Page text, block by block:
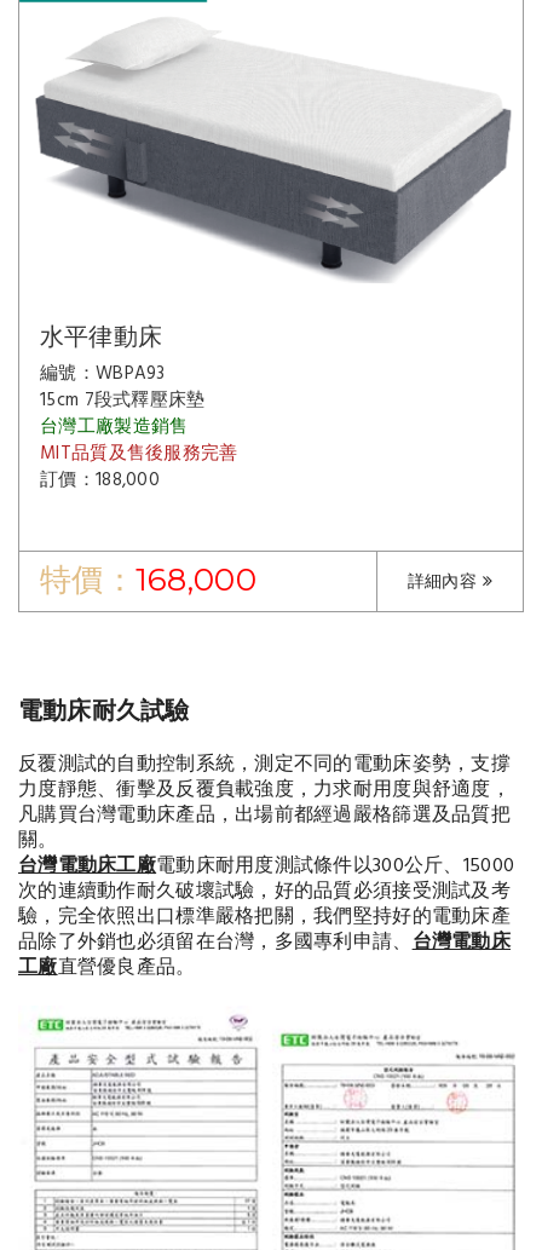
水平律動床
編號：WBPA93
15cm 7段式釋壓床墊
台灣工廠製造銷售
MIT品質及售後服務完善
訂價：188,000
特價： 168,000 詳細內容
電動床耐久試驗
反覆測試的自動控制系統，測定不同的電動床姿勢，支撐
力度靜態、衝擊及反覆負載強度，力求耐用度與舒適度，
凡購買台灣電動床產品，出場前都經過嚴格篩選及品質把
關。
台灣電動床工廠電動床耐用度測試條件以300公斤、15000
次的連續動作耐久破壞試驗，好的品質必須接受測試及考
驗，完全依照出口標準嚴格把關，我們堅持好的電動床產
品除了外銷也必須留在台灣，多國專利申請、台灣電動床
工廠直營優良產品。